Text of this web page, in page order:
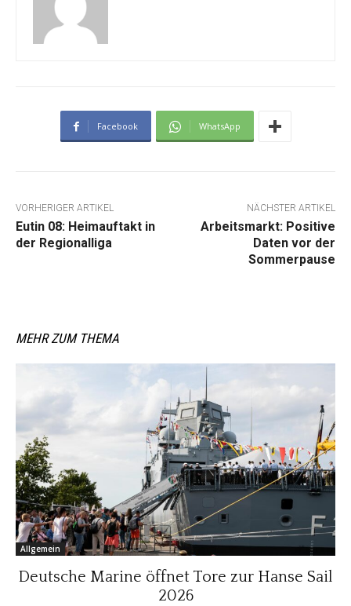
Facebook WhatsApp
VORHERIGER ARTIKEL
Eutin 08: Heimauftakt in
der Regionalliga
NÄCHSTER ARTIKEL
Arbeitsmarkt: Positive
Daten vor der
Sommerpause
MEHR ZUM THEMA
Allgemein
Deutsche Marine öffnet Tore zur Hanse Sail
2026